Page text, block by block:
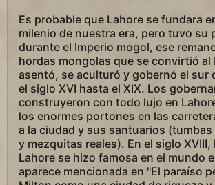
Es probable que Lahore se fundara
milenio de nuestra era, pero tuvo su
durante el Imperio mogol, ese
hordas mongolas que se convirtió al
asentó, se aculturó y gobernó el sur
el siglo XVI hasta el XIX. Los
construyeron con todo lujo en
los enormes portones en las
a la ciudad y sus santuarios
y mezquitas reales). En el siglo XVIII,
Lahore se hizo famosa en el mundo
aparece mencionada en "El paraíso